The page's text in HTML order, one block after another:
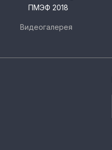
ПМЭФ 2018
Видеогалерея